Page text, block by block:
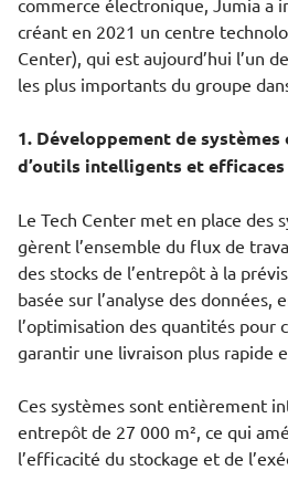
commerce électronique, Jumia a
créant en 2021 un centre
Center), qui est aujourd’hui l’un
les plus importants du groupe
1. Développement de
d’outils intelligents et efficaces
Le Tech Center met en place des
gèrent l’ensemble du flux de
des stocks de l’entrepôt à la
basée sur l’analyse des données,
l’optimisation des quantités pour
garantir une livraison plus rapide
Ces systèmes sont entièrement
entrepôt de 27 000 m², ce qui
l’efficacité du stockage et de